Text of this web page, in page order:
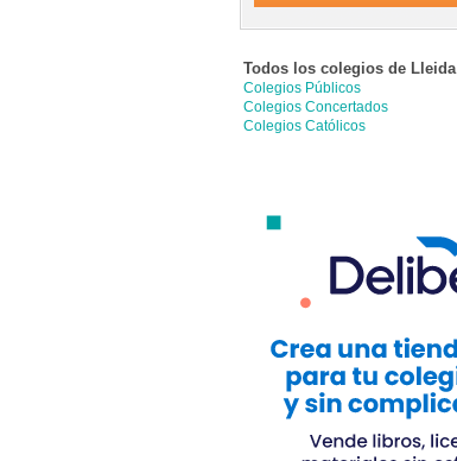
Todos los colegios de Lleida
Colegios Públicos
Colegios Concertados
Colegios Católicos